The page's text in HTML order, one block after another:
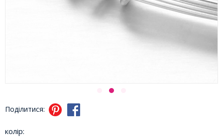
Поділитися:
колір: